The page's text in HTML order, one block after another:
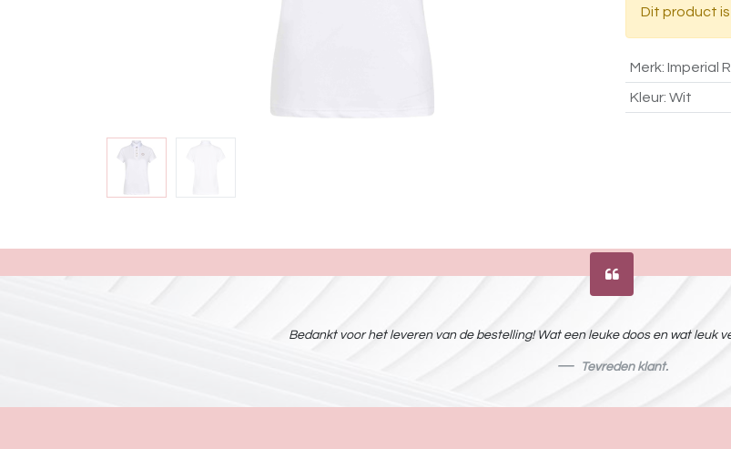
Dit product
Merk: Imperial
Kleur: Wit
Bedankt voor het leveren van de bestelling! Wat een leuke doos en wat leuk
Tevreden klant.